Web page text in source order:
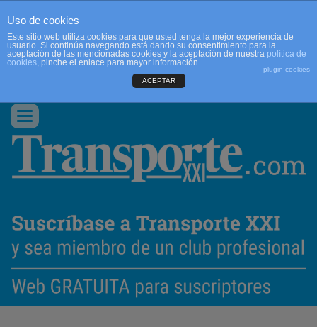
CONTACTO
Conmutar
navegación
Uso de cookies
Este sitio web utiliza cookies para que usted tenga la mejor experiencia de
usuario. Si continúa navegando está dando su consentimiento para la
aceptación de las mencionadas cookies y la aceptación de nuestra política de
cookies, pinche el enlace para mayor información.
plugin cookies
ACEPTAR